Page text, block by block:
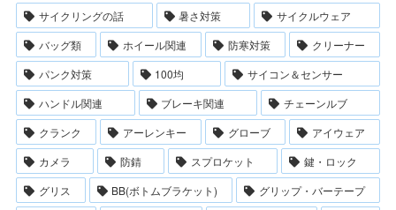
サイクリングの話
暑さ対策
サイクルウェア
バッグ類
ホイール関連 防寒対策
クリーナー
パンク対策
100均
サイコン＆センサー
ハンドル関連
ブレーキ関連
チェーンルブ
クランク
アーレンキー グローブ
アイウェア
カメラ
防錆 スプロケット
鍵・ロック
グリス
BB(ボトムブラケット)
グリップ・バーテープ